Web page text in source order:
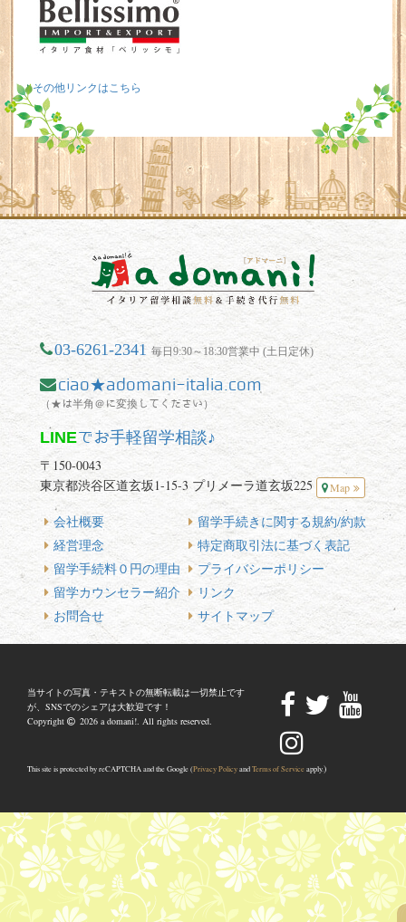
その他リンクはこちら
03-6261-2341 毎日9:30～18:30営業中 (土日定休)
ciao★adomani-italia.com
（★は半角＠に変換してください）
LINEでお手軽留学相談♪
〒150-0043
東京都渋谷区道玄坂1-15-3 プリメーラ道玄坂225
Map
会社概要
経営理念
留学手続料０円の理由
留学カウンセラー紹介
お問合せ
留学手続きに関する規約/約款
特定商取引法に基づく表記
プライバシーポリシー
リンク
サイトマップ
当サイトの写真・テキストの無断転載は一切禁止です
が、SNSでのシェアは大歓迎です！
Copyright
2026 a domani!. All rights reserved.
This site is protected by reCAPTCHA and the Google (Privacy PolicyandTerms of Service apply.)